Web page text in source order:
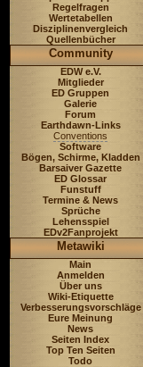
Regelfragen
Wertetabellen
Disziplinenvergleich
Quellenbücher
Community
EDW e.V.
Mitglieder
ED Gruppen
Galerie
Forum
Earthdawn-Links
Conventions
Software
Bögen, Schirme, Kladden
Barsaiver Gazette
ED Glossar
Funstuff
Termine & News
Sprüche
Lehensspiel
EDv2Fanprojekt
Metawiki
Main
Anmelden
Über uns
Wiki-Etiquette
Verbesserungsvorschläge
Eure Meinung
News
Seiten Index
Top Ten Seiten
Todo